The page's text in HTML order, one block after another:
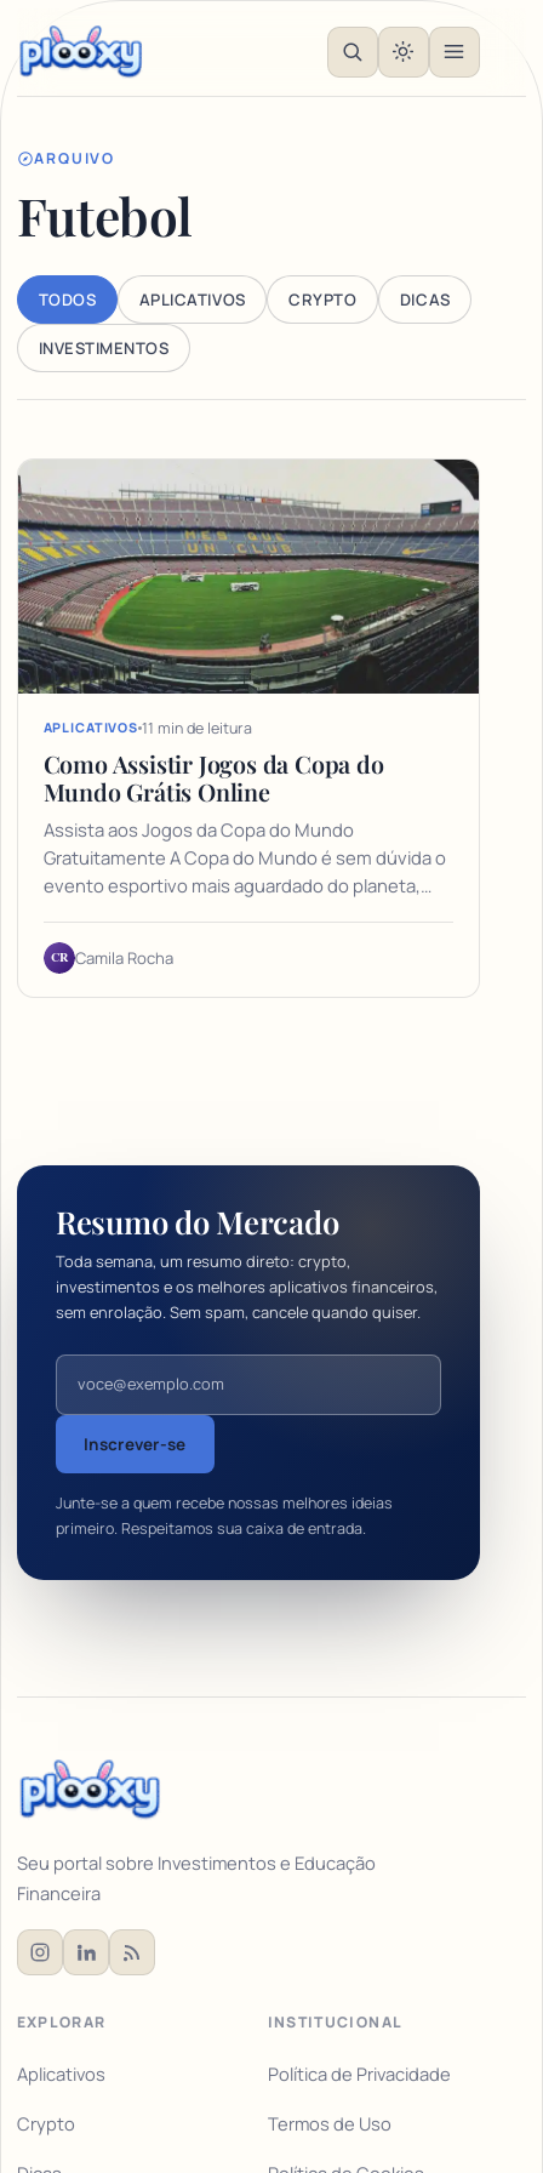
ARQUIVO
Futebol
TODOS APLICATIVOS CRYPTO DICAS
INVESTIMENTOS
Articles
APLICATIVOS 11 min de leitura
Como Assistir Jogos da Copa do
Mundo Grátis Online
Assista aos Jogos da Copa do Mundo
Gratuitamente A Copa do Mundo é sem dúvida o
evento esportivo mais aguardado do planeta,…
CR Camila Rocha
Resumo do Mercado
Toda semana, um resumo direto: crypto,
investimentos e os melhores aplicativos financeiros,
sem enrolação. Sem spam, cancele quando quiser.
Endereço de e-mail
Inscrever-se
Junte-se a quem recebe nossas melhores ideias
primeiro. Respeitamos sua caixa de entrada.
Seu portal sobre Investimentos e Educação
Financeira
EXPLORAR
Aplicativos
Crypto
INSTITUCIONAL
Política de Privacidade
Termos de Uso